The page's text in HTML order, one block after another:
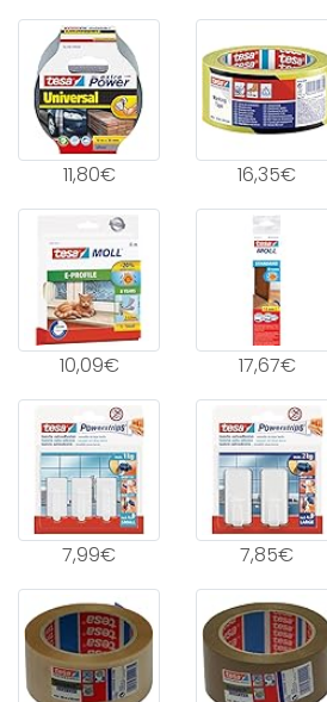
11,80€ 16,35€
10,09€ 17,67€
7,99€ 7,85€